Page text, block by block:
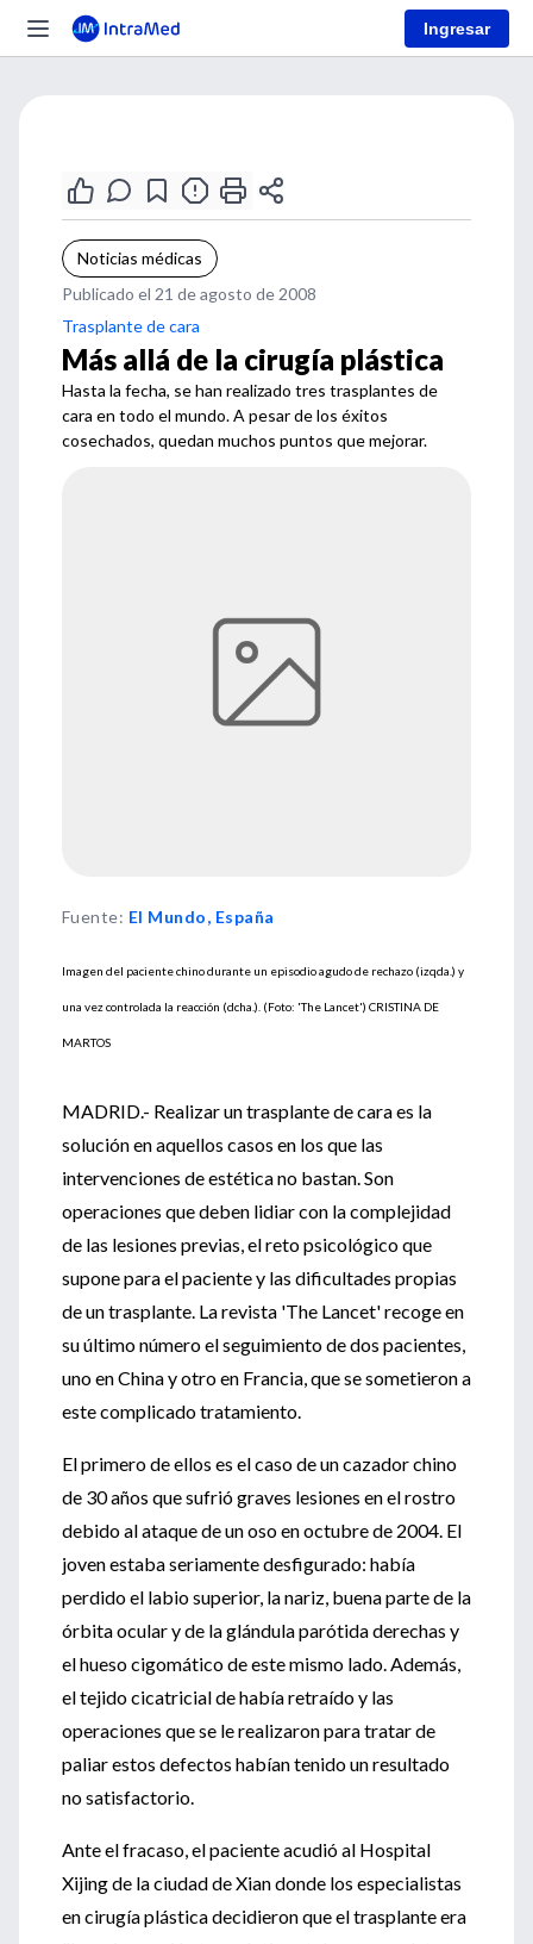
Ingresar
Noticias médicas
Publicado el 21 de agosto de 2008
Trasplante de cara
Más allá de la cirugía plástica
Hasta la fecha, se han realizado tres trasplantes de
cara en todo el mundo. A pesar de los éxitos
cosechados, quedan muchos puntos que mejorar.
Fuente: El Mundo, España
Imagen del paciente chino durante un episodio agudo de rechazo (izqda.) y
una vez controlada la reacción (dcha.). (Foto: 'The Lancet') CRISTINA DE
MARTOS
MADRID.- Realizar un trasplante de cara es la
solución en aquellos casos en los que las
intervenciones de estética no bastan. Son
operaciones que deben lidiar con la complejidad
de las lesiones previas, el reto psicológico que
supone para el paciente y las dificultades propias
de un trasplante. La revista 'The Lancet' recoge en
su último número el seguimiento de dos pacientes,
uno en China y otro en Francia, que se sometieron a
este complicado tratamiento.
El primero de ellos es el caso de un cazador chino
de 30 años que sufrió graves lesiones en el rostro
debido al ataque de un oso en octubre de 2004. El
joven estaba seriamente desfigurado: había
perdido el labio superior, la nariz, buena parte de la
órbita ocular y de la glándula parótida derechas y
el hueso cigomático de este mismo lado. Además,
el tejido cicatricial de había retraído y las
operaciones que se le realizaron para tratar de
paliar estos defectos habían tenido un resultado
no satisfactorio.
Ante el fracaso, el paciente acudió al Hospital
Xijing de la ciudad de Xian donde los especialistas
en cirugía plástica decidieron que el trasplante era